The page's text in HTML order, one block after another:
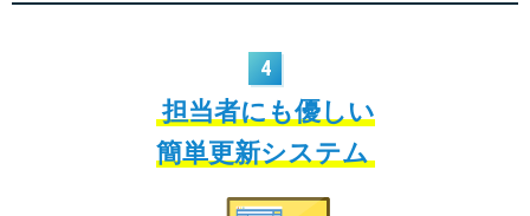
4
担当者にも優しい
簡単更新システム